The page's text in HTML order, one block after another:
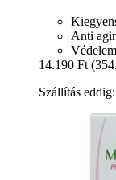
Anti
14.190 Ft
Szállítás